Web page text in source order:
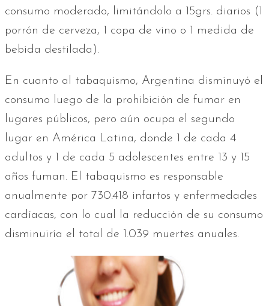
consumo moderado, limitándolo a 15grs. diarios (1
porrón de cerveza, 1 copa de vino o 1 medida de
bebida destilada).
En cuanto al tabaquismo, Argentina disminuyó el
consumo luego de la prohibición de fumar en
lugares públicos, pero aún ocupa el segundo
lugar en América Latina, donde 1 de cada 4
adultos y 1 de cada 5 adolescentes entre 13 y 15
años fuman. El tabaquismo es responsable
anualmente por 730.418 infartos y enfermedades
cardíacas, con lo cual la reducción de su consumo
disminuiría el total de 1.039 muertes anuales.